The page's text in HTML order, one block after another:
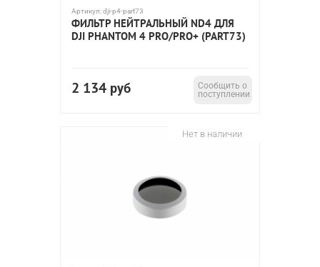
Артикул:dji-p4-part73
ФИЛЬТР НЕЙТРАЛЬНЫЙ ND4 ДЛЯ
DJI PHANTOM 4 PRO/PRO+ (PART73)
2 134 руб
Сообщить о
поступлении
Нет в наличии